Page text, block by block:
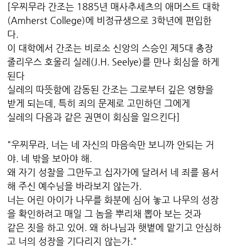
[우찌무라 간조는 1885년 매사추세츠의 애머스트 대학
(Amherst College)에 비정규생으로 3학년에 편입한
다.
이 대학에서 간조는 비로소 신앙의 스승인 제5대 총장
줄리우스 호울리 실레(J.H. Seelye)를 만나 회심을 하게
된다
실레의 따뜻함에 감동된 간조는 그로부터 깊은 영향을
받게 되는데, 특히 죄의 문제로 고민하던 그에게
실레의 다음과 같은 권면이 회심을 일으킨다]
"우찌무라, 너는 네 자신의 마음속만 보니까 안되는 거
야. 네 밖을 보아야 해.
왜 자기 성찰을 그만두고 십자가에 달려서 네 죄를 용서
해 주신 예수님을 바라보지 않는가.
너는 어린 아이가 나무를 화분에 심어 놓고 나무의 성장
을 확인하려고 매일 그 놈을 뿌리채 뽑아 보는 것과
같은 짓을 하고 있어. 왜 하나님과 햇볕에 맡기고 안심하
고 너의 성장을 기다리지 않는가."